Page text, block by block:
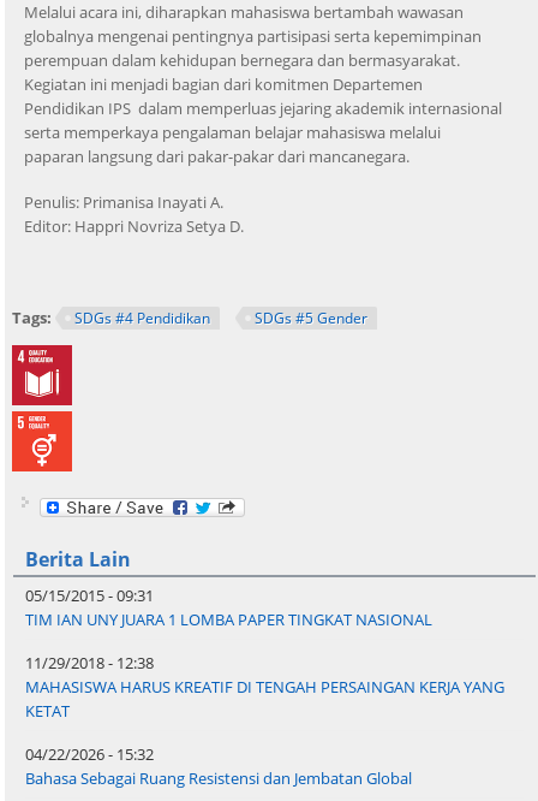
Melalui acara ini, diharapkan mahasiswa bertambah wawasan
globalnya mengenai pentingnya partisipasi serta kepemimpinan
perempuan dalam kehidupan bernegara dan bermasyarakat.
Kegiatan ini menjadi bagian dari komitmen Departemen
Pendidikan IPS dalam memperluas jejaring akademik internasional
serta memperkaya pengalaman belajar mahasiswa melalui
paparan langsung dari pakar-pakar dari mancanegara.
Penulis: Primanisa Inayati A.
Editor: Happri Novriza Setya D.
Tags: SDGs #4 Pendidikan SDGs #5 Gender
Berita Lain
05/15/2015 - 09:31
TIM IAN UNY JUARA 1 LOMBA PAPER TINGKAT NASIONAL
11/29/2018 - 12:38
MAHASISWA HARUS KREATIF DI TENGAH PERSAINGAN KERJA YANG
KETAT
04/22/2026 - 15:32
Bahasa Sebagai Ruang Resistensi dan Jembatan Global